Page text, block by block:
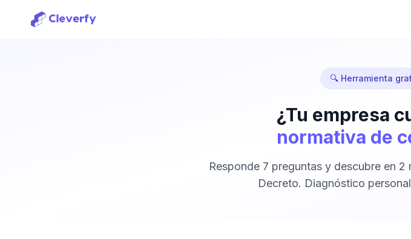
🔍 Herramienta
¿Tu empresa
normativa de
Responde 7 preguntas y descubre en
Decreto. Diagnóstico